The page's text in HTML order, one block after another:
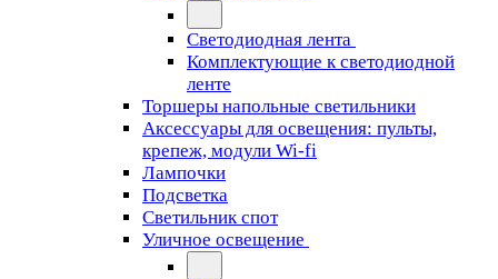
Светодиодная лента
Комплектующие к светодиодной
ленте
Торшеры напольные светильники
Аксессуары для освещения: пульты,
крепеж, модули Wi-fi
Лампочки
Подсветка
Светильник спот
Уличное освещение